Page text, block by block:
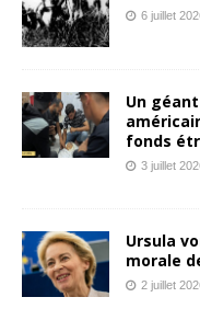
6 juillet
Un
fonds
3 juillet
Ursula
morale
2 juillet